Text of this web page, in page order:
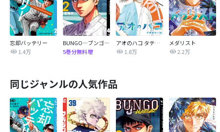
忘却バッテリー
1.4万
BUNGO―ブンゴ―
5巻分無料増
アオのハコ タテカラー版【タテヨミ】
1.8万
メダリスト
2.2万
同じジャンルの人気作品